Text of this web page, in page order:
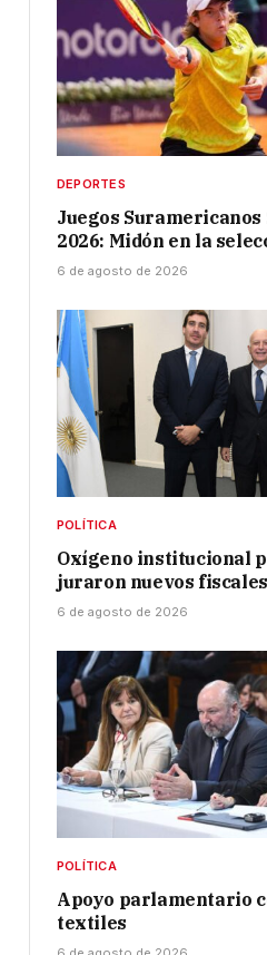
DEPORTES
Juegos Suramericanos
2026: Midón en la
6 de agosto de 2026
POLÍTICA
Oxígeno institucional
juraron nuevos
6 de agosto de 2026
POLÍTICA
Apoyo parlamentario
textiles